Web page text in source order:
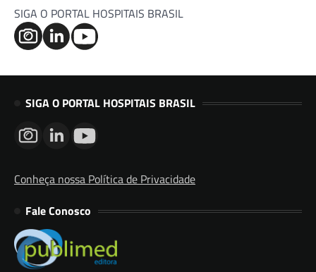
SIGA O PORTAL HOSPITAIS BRASIL
SIGA O PORTAL HOSPITAIS BRASIL
Conheça nossa Política de Privacidade
Fale Conosco